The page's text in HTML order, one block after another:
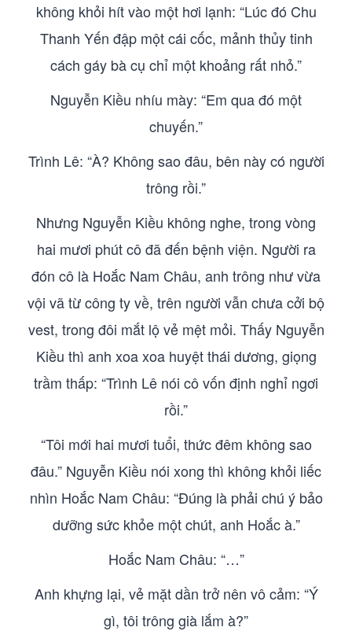
không khỏi hít vào một hơi lạnh: “Lúc đó Chu
Thanh Yến đập một cái cốc, mảnh thủy tinh
cách gáy bà cụ chỉ một khoảng rất nhỏ.”
Nguyễn Kiều nhíu mày: “Em qua đó một
chuyến.”
Trình Lê: “À? Không sao đâu, bên này có người
trông rồi.”
Nhưng Nguyễn Kiều không nghe, trong vòng
hai mươi phút cô đã đến bệnh viện. Người ra
đón cô là Hoắc Nam Châu, anh trông như vừa
vội vã từ công ty về, trên người vẫn chưa cởi bộ
vest, trong đôi mắt lộ vẻ mệt mỏi. Thấy Nguyễn
Kiều thì anh xoa xoa huyệt thái dương, giọng
trầm thấp: “Trình Lê nói cô vốn định nghỉ ngơi
rồi.”
“Tôi mới hai mươi tuổi, thức đêm không sao
đâu.” Nguyễn Kiều nói xong thì không khỏi liếc
nhìn Hoắc Nam Châu: “Đúng là phải chú ý bảo
dưỡng sức khỏe một chút, anh Hoắc à.”
Hoắc Nam Châu: “…”
Anh khựng lại, vẻ mặt dần trở nên vô cảm: “Ý
gì, tôi trông già lắm à?”